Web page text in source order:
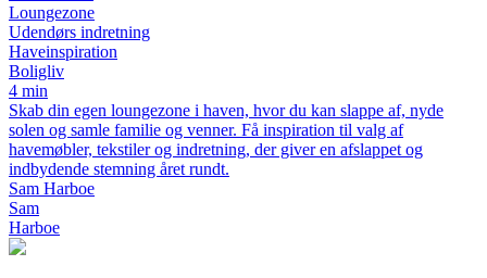
Loungezone
Udendørs indretning
Haveinspiration
Boligliv
4 min
Skab din egen loungezone i haven, hvor du kan slappe af, nyde
solen og samle familie og venner. Få inspiration til valg af
havemøbler, tekstiler og indretning, der giver en afslappet og
indbydende stemning året rundt.
Sam Harboe
Sam
Harboe